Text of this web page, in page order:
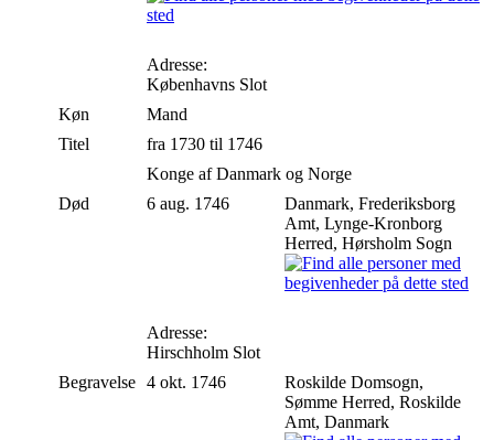
Adresse:
Københavns Slot
Køn
Mand
Titel
fra 1730 til 1746
Konge af Danmark og Norge
Død
6 aug. 1746
Danmark, Frederiksborg
Amt, Lynge-Kronborg
Herred, Hørsholm Sogn
Adresse:
Hirschholm Slot
Begravelse 4 okt. 1746
Roskilde Domsogn,
Sømme Herred, Roskilde
Amt, Danmark